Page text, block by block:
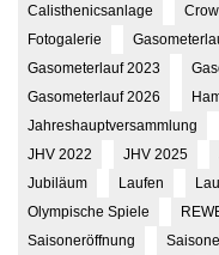
Calisthenicsanlage
Fotogalerie
Gasometerlauf 2023
Gasometerlauf 2026
Jahreshauptversammlung
JHV 2022
JHV 2025
Jubiläum
Laufen
Olympische Spiele
Saisoneröffnung